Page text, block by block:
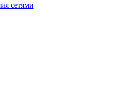
сетями